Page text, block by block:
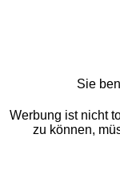
Sie
Werbung ist nicht
zu können,